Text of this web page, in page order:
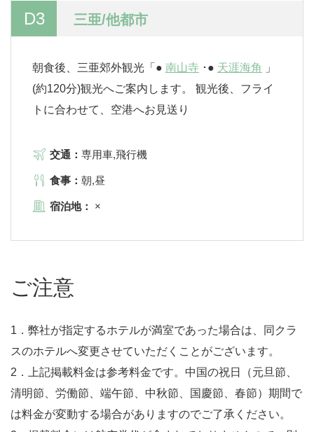
D3 三亜/他都市
朝食後、三亜郊外観光「● 南山寺 ･● 天涯海角
」
(約120分)観光へご案内します。 観光後、フライ
トに合わせて、空港へお見送り
交通： 専用車,飛行機
食事： 朝,昼
宿泊地： ×
ご注意
1．弊社が指定するホテルが満室であった場合は、同クラ
スのホテルへ変更させていただくことがございます。
2．上記掲載料金は参考料金です。中国の祝日（元旦節、
清明節、労働節、端午節、中秋節、国慶節、春節）期間で
は料金が変動する場合がありますのでご了承ください。